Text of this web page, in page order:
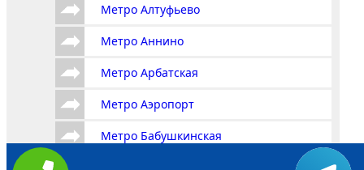
Метро Алтуфьево
Метро Аннино
Метро Арбатская
Метро Аэропорт
Метро Бабушкинская